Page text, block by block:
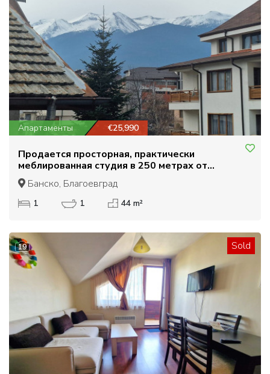
Апартаменты €25,990
Продается просторная, практически
меблированная студия в 250 метрах от
подъемника в Банско
Банско, Благоевград
1 1 44 m²
19 Sold